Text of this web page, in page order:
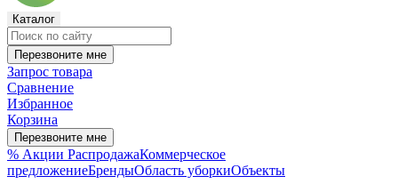
Каталог
Перезвоните мне
Запрос товара
Сравнение
Избранное
Корзина
Перезвоните мне
% Акции РаспродажаКоммерческое
предложениеБрендыОбласть уборкиОбъекты